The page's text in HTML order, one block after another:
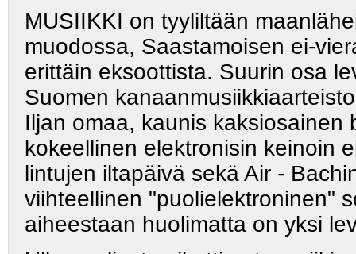
MUSIIKKI on tyyliltään
muodossa, Saastamoisen ei-
erittäin eksoottista. Suurin osa
Suomen
Iljan omaa, kaunis
kokeellinen elektronisin keinoin
lintujen iltapäivä sekä Air -
viihteellinen "puolielektroninen"
aiheestaan huolimatta on yksi